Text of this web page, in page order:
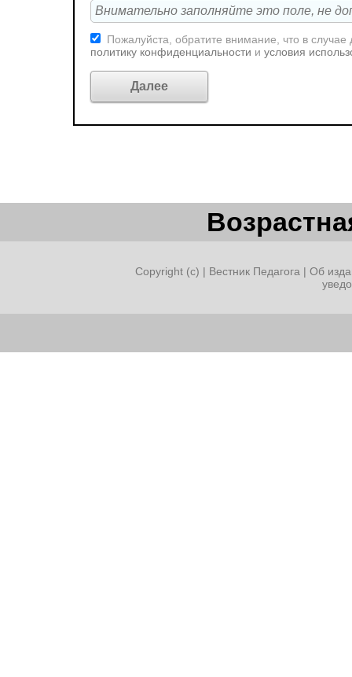
Пожалуйста, обратите внимание, что в
политику конфиденциальности и условия
Copyright (c) | Вестник Педагога | Об